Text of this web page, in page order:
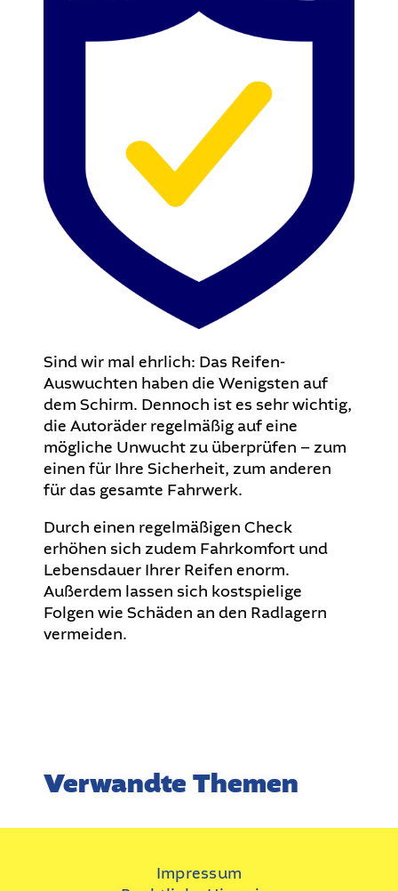
Sind wir mal ehrlich: Das Reifen-
Auswuchten haben die Wenigsten auf
dem Schirm. Dennoch ist es sehr wichtig,
die Autoräder regelmäßig auf eine
mögliche Unwucht zu überprüfen – zum
einen für Ihre Sicherheit, zum anderen
für das gesamte Fahrwerk.
Durch einen regelmäßigen Check
erhöhen sich zudem Fahrkomfort und
Lebensdauer Ihrer Reifen enorm.
Außerdem lassen sich kostspielige
Folgen wie Schäden an den Radlagern
vermeiden.
Verwandte Themen
Impressum